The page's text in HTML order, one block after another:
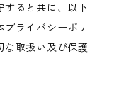
すると共に、以下
ライバシーポリ
な取扱い及び保護